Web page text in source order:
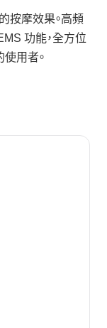
按摩效果。高頻
功能，全方位
用者。